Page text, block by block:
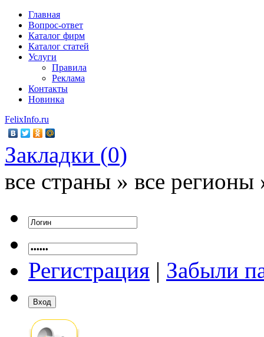
Главная
Вопрос-ответ
Каталог фирм
Каталог статей
Услуги
Правила
Реклама
Контакты
Новинка
FelixInfo.ru
Закладки (0)
все страны » все регионы
Регистрация | Забыли